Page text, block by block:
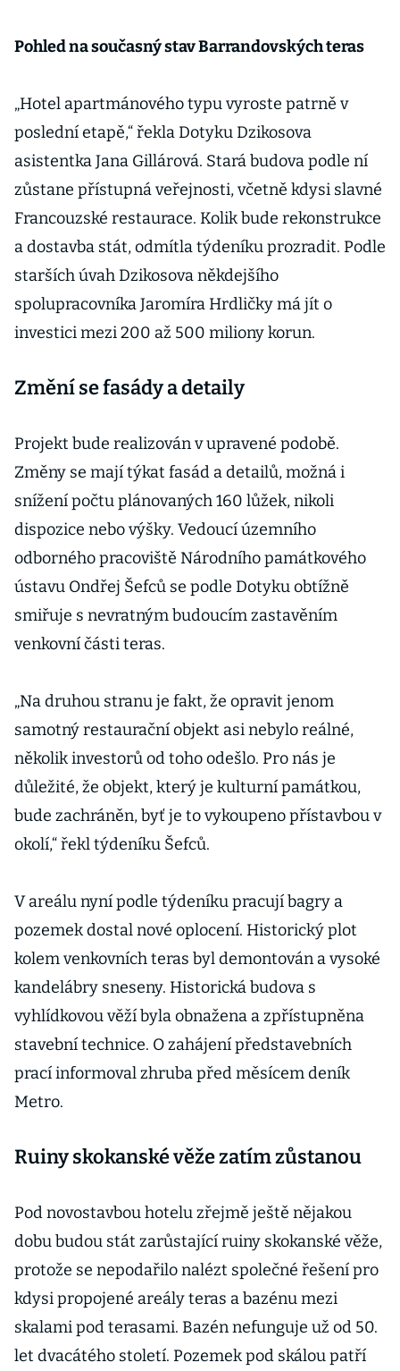
Pohled na současný stav Barrandovských teras
„Hotel apartmánového typu vyroste patrně v
poslední etapě,“ řekla Dotyku Dzikosova
asistentka Jana Gillárová. Stará budova podle ní
zůstane přístupná veřejnosti, včetně kdysi slavné
Francouzské restaurace. Kolik bude rekonstrukce
a dostavba stát, odmítla týdeníku prozradit. Podle
starších úvah Dzikosova někdejšího
spolupracovníka Jaromíra Hrdličky má jít o
investici mezi 200 až 500 miliony korun.
Změní se fasády a detaily
Projekt bude realizován v upravené podobě.
Změny se mají týkat fasád a detailů, možná i
snížení počtu plánovaných 160 lůžek, nikoli
dispozice nebo výšky. Vedoucí územního
odborného pracoviště Národního památkového
ústavu Ondřej Šefců se podle Dotyku obtížně
smiřuje s nevratným budoucím zastavěním
venkovní části teras.
„Na druhou stranu je fakt, že opravit jenom
samotný restaurační objekt asi nebylo reálné,
několik investorů od toho odešlo. Pro nás je
důležité, že objekt, který je kulturní památkou,
bude zachráněn, byť je to vykoupeno přístavbou v
okolí,“ řekl týdeníku Šefců.
V areálu nyní podle týdeníku pracují bagry a
pozemek dostal nové oplocení. Historický plot
kolem venkovních teras byl demontován a vysoké
kandelábry sneseny. Historická budova s
vyhlídkovou věží byla obnažena a zpřístupněna
stavební technice. O zahájení představebních
prací informoval zhruba před měsícem deník
Metro.
Ruiny skokanské věže zatím zůstanou
Pod novostavbou hotelu zřejmě ještě nějakou
dobu budou stát zarůstající ruiny skokanské věže,
protože se nepodařilo nalézt společné řešení pro
kdysi propojené areály teras a bazénu mezi
skalami pod terasami. Bazén nefunguje už od 50.
let dvacátého století. Pozemek pod skálou patří